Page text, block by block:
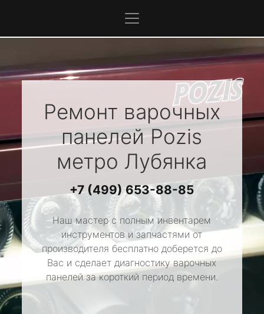
Ремонт варочных
панелейPozis
метро Лубянка
+7 (499) 653-88-85
Наш мастер с полным инвентарем
инструментов и запчастями от
производителя бесплатно доберется до
Вас и сделает диагностику варочных
панелей за короткий период времени.